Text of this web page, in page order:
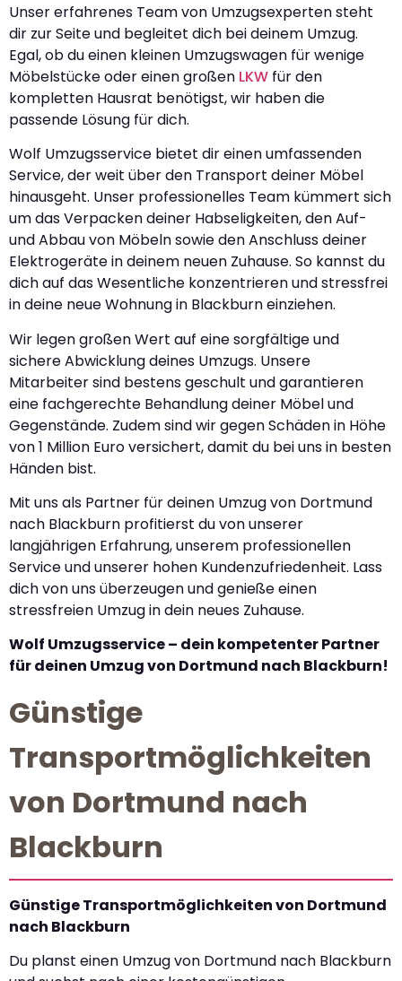
Unser erfahrenes Team von Umzugsexperten steht
dir zur Seite und begleitet dich bei deinem Umzug.
Egal, ob du einen kleinen Umzugswagen für wenige
Möbelstücke oder einen großen LKW für den
kompletten Hausrat benötigst, wir haben die
passende Lösung für dich.
Wolf Umzugsservice bietet dir einen umfassenden
Service, der weit über den Transport deiner Möbel
hinausgeht. Unser professionelles Team kümmert sich
um das Verpacken deiner Habseligkeiten, den Auf-
und Abbau von Möbeln sowie den Anschluss deiner
Elektrogeräte in deinem neuen Zuhause. So kannst du
dich auf das Wesentliche konzentrieren und stressfrei
in deine neue Wohnung in Blackburn einziehen.
Wir legen großen Wert auf eine sorgfältige und
sichere Abwicklung deines Umzugs. Unsere
Mitarbeiter sind bestens geschult und garantieren
eine fachgerechte Behandlung deiner Möbel und
Gegenstände. Zudem sind wir gegen Schäden in Höhe
von 1 Million Euro versichert, damit du bei uns in besten
Händen bist.
Mit uns als Partner für deinen Umzug von Dortmund
nach Blackburn profitierst du von unserer
langjährigen Erfahrung, unserem professionellen
Service und unserer hohen Kundenzufriedenheit. Lass
dich von uns überzeugen und genieße einen
stressfreien Umzug in dein neues Zuhause.
Wolf Umzugsservice – dein kompetenter Partner
für deinen Umzug von Dortmund nach Blackburn!
Günstige
Transportmöglichkeiten
von Dortmund nach
Blackburn
Günstige Transportmöglichkeiten von Dortmund
nach Blackburn
Du planst einen Umzug von Dortmund nach Blackburn